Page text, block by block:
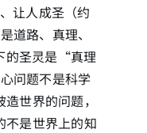
让人成圣（约
道路、真理、
的圣灵是“真理
问题不是科学
世界的问题，
不是世界上的知